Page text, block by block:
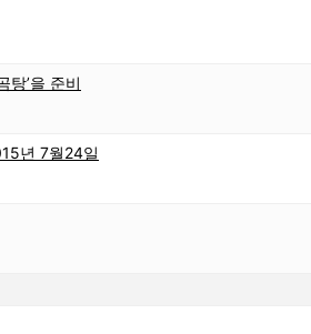
탕’을 준비
년 7월24일